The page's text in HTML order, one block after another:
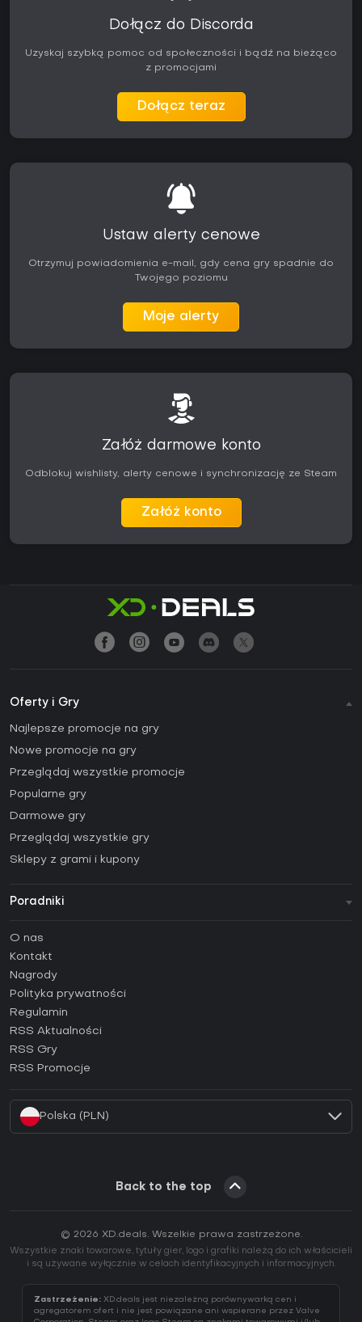
Dołącz do Discorda
Uzyskaj szybką pomoc od społeczności i bądź na bieżąco
z promocjami
Dołącz teraz
Ustaw alerty cenowe
Otrzymuj powiadomienia e-mail, gdy cena gry spadnie do
Twojego poziomu
Moje alerty
Załóż darmowe konto
Odblokuj wishlisty, alerty cenowe i synchronizację ze Steam
Załóż konto
Oferty i Gry
Najlepsze promocje na gry
Nowe promocje na gry
Przeglądaj wszystkie promocje
Popularne gry
Darmowe gry
Przeglądaj wszystkie gry
Sklepy z grami i kupony
Poradniki
Poradniki
Jak aktywować klucz Steam (CD Key)?
Jak aktywować klucz Epic Games (CD Key)?
Jak aktywować klucz GOG (CD Key)?
Jak aktywować klucz Ubisoft Connect (CD Key)?
O nas
Kontakt
Nagrody
Polityka prywatności
Regulamin
RSS Aktualności
RSS Gry
RSS Promocje
Polska (PLN)
Back to the top
© 2026 XD.deals. Wszelkie prawa zastrzeżone.
Wszystkie znaki towarowe, tytuły gier, logo i grafiki należą do ich właścicieli
i są używane wyłącznie w celach identyfikacyjnych i informacyjnych.
Zastrzeżenie: XD.deals jest niezależną porównywarką cen i
agregatorem ofert i nie jest powiązane ani wspierane przez Valve